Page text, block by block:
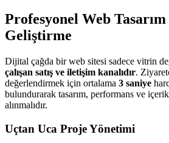
Profesyonel Web Tasarım
Geliştirme
Dijital çağda bir web sitesi sadece vitrin
çalışan satış ve iletişim kanalıdır.
değerlendirmek için ortalama 3 saniye
bulundurarak tasarım, performans ve
alınmalıdır.
Uçtan Uca Proje Yönetimi